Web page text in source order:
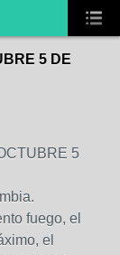
5 DE
5
fuego, el
el